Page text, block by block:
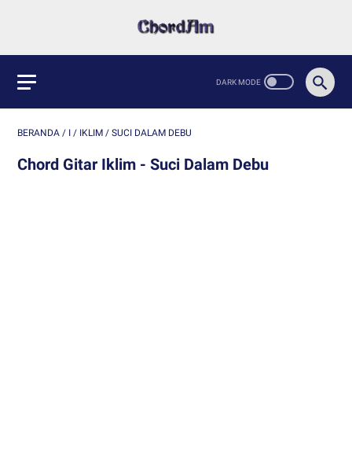
BERANDA / I / IKLIM / SUCI DALAM DEBU
Chord Gitar Iklim - Suci Dalam Debu